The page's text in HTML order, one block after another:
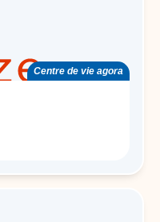
Centre de vie agora